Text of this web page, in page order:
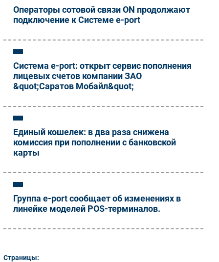
Операторы сотовой связи ON продолжают
подключение к Системе e-port
Система e-port: открыт сервис пополнения
лицевых счетов компании ЗАО
&quot;Саратов Мобайл&quot;
Единый кошелек: в два раза снижена
комиссия при пополнении с банковской
карты
Группа e-port сообщает об изменениях в
линейке моделей POS-терминалов.
Страницы: